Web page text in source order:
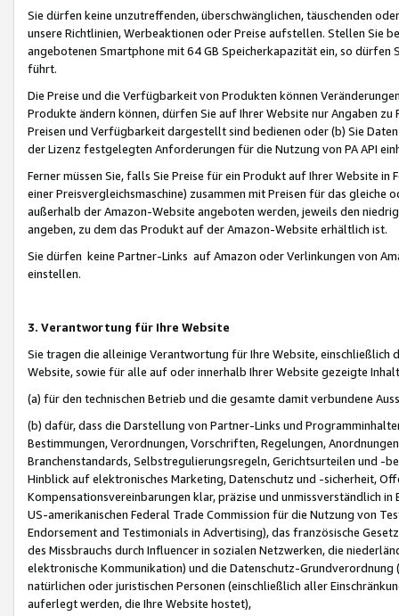
Sie dürfen keine unzutreffenden, überschwänglichen, täuschenden
unsere Richtlinien, Werbeaktionen oder Preise aufstellen. Stellen Sie
angebotenen Smartphone mit 64 GB Speicherkapazität ein, so dürfen
führt.
Die Preise und die Verfügbarkeit von Produkten können
Produkte ändern können, dürfen Sie auf Ihrer Website nur Angaben
Preisen und Verfügbarkeit dargestellt sind bedienen oder (b) Sie
der Lizenz festgelegten Anforderungen für die Nutzung von PA API
Ferner müssen Sie, falls Sie Preise für ein Produkt auf Ihrer Website
einer Preisvergleichsmaschine) zusammen mit Preisen für das
außerhalb der Amazon-Website angeboten werden, jeweils den
angeben, zu dem das Produkt auf der Amazon-Website erhältlich ist.
Sie dürfen keine Partner-Links auf Amazon oder Verlinkungen von
einstellen.
3. Verantwortung für Ihre Website
Sie tragen die alleinige Verantwortung für Ihre Website,
Website, sowie für alle auf oder innerhalb Ihrer Website gezeigte
(a) für den technischen Betrieb und die gesamte damit verbundene
(b) dafür, dass die Darstellung von Partner-Links und
Bestimmungen, Verordnungen, Vorschriften, Regelungen,
Branchenstandards, Selbstregulierungsregeln, Gerichtsurteilen und -
Hinblick auf elektronisches Marketing, Datenschutz und -sicherheit,
Kompensationsvereinbarungen klar, präzise und unmissverständlich
US-amerikanischen Federal Trade Commission für die Nutzung von
Endorsement and Testimonials in Advertising), das französische
des Missbrauchs durch Influencer in sozialen Netzwerken, die
elektronische Kommunikation) und die Datenschutz-
natürlichen oder juristischen Personen (einschließlich aller
auferlegt werden, die Ihre Website hostet),